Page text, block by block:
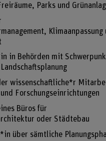
Parks und
Klimaanpassung
in Behörden mit
wissenschaftliche*r
und Forschungseinrichtungen
Büros für
oder Städtebau
über sämtliche